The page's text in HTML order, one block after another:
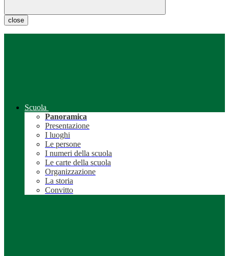
close
Scuola
Panoramica
Presentazione
I luoghi
Le persone
I numeri della scuola
Le carte della scuola
Organizzazione
La storia
Convitto